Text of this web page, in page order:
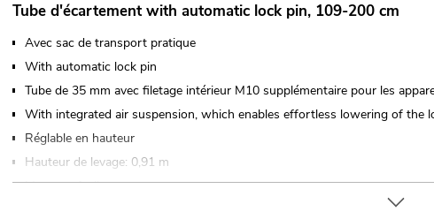
Tube d'écartement with automatic lock pin, 109-200 cm
Avec sac de transport pratique
With automatic lock pin
Tube de 35 mm avec filetage intérieur M10 supplémentaire pour les
With integrated air suspension, which enables effortless lowering of the
Réglable en hauteur
Hauteur de levage: 0,91 m
Montage facile
Pour des domaines d'application tels que: Mariage/Gala/événements;